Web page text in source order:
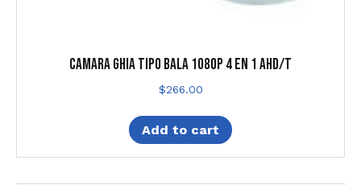
CAMARA GHIA TIPO BALA 1080P 4 EN 1 AHD/T
$266.00
Add to cart